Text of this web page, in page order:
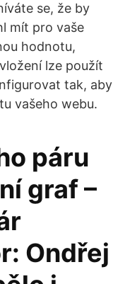
se, že by
mít pro vaše
hodnotu,
lze použít
tak, aby
vašeho webu.
páru
graf –
Ondřej